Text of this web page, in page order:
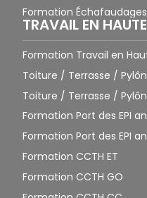
Formation
TRAVAIL EN
Formation Travail en
Toiture / Terrasse /
Toiture / Terrasse /
Formation Port des EPI
Formation Port des EPI
Formation CCTH ET
Formation CCTH GO